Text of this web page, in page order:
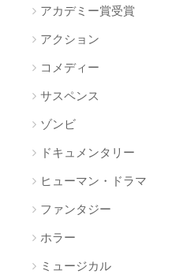
アカデミー賞受賞
アクション
コメディー
サスペンス
ゾンビ
ドキュメンタリー
ヒューマン・ドラマ
ファンタジー
ホラー
ミュージカル